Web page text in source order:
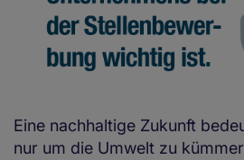
Eine nachhaltige Zukunft
nur um die Umwelt zu